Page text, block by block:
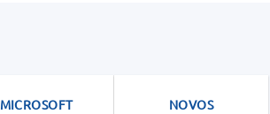
MICROSOFT NOVOS